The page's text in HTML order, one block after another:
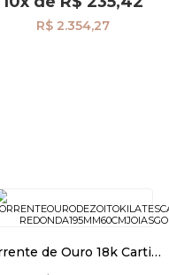
R$ 2.354,27
de Ouro 18k Cartier